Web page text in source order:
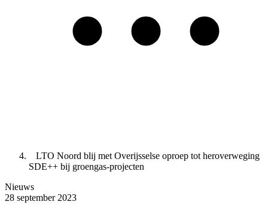
LTO Noord blij met Overijsselse oproep tot heroverweging
SDE++ bij groengas-projecten
Nieuws
28 september 2023